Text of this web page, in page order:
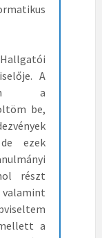
A
a
be,
ezek
részt
a